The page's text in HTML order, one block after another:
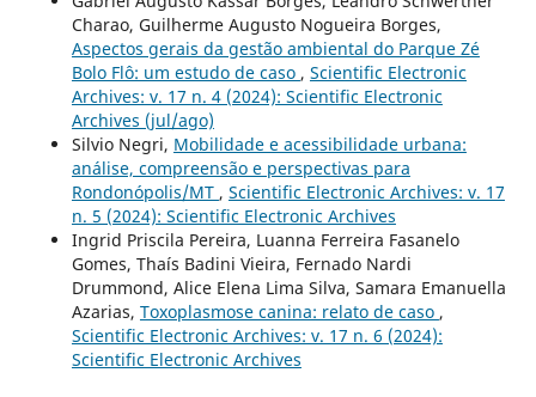
Charao, Guilherme Augusto Nogueira Borges,
Aspectos gerais da gestão ambiental do Parque Zé
Bolo Flô: um estudo de caso , Scientific Electronic
Archives: v. 17 n. 4 (2024): Scientific Electronic
Archives (jul/ago)
Silvio Negri, Mobilidade e acessibilidade urbana:
análise, compreensão e perspectivas para
Rondonópolis/MT , Scientific Electronic Archives: v. 17
n. 5 (2024): Scientific Electronic Archives
Ingrid Priscila Pereira, Luanna Ferreira Fasanelo
Gomes, Thaís Badini Vieira, Fernado Nardi
Drummond, Alice Elena Lima Silva, Samara Emanuella
Azarias, Toxoplasmose canina: relato de caso ,
Scientific Electronic Archives: v. 17 n. 6 (2024):
Scientific Electronic Archives